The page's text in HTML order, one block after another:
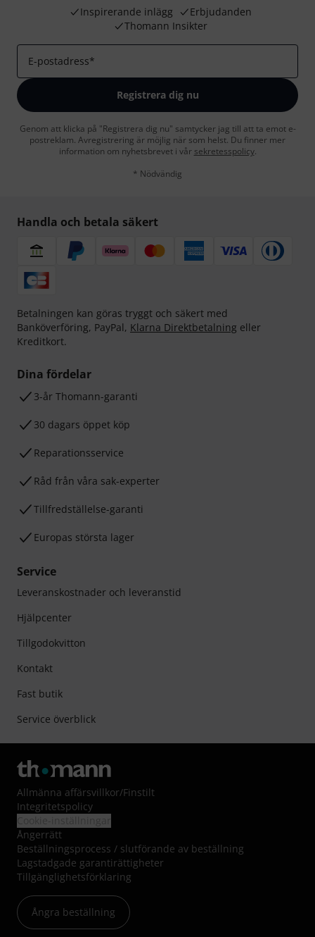
Inspirerande inlägg
Erbjudanden
Thomann Insikter
E-postadress*
Registrera dig nu
Genom att klicka på "Registrera dig nu" samtycker jag till att ta emot e-
postreklam. Avregistrering är möjlig när som helst. Du finner mer
information om nyhetsbrevet i vår sekretesspolicy.
* Nödvändig
Handla och betala säkert
Betalningen kan göras tryggt och säkert med
Banköverföring, PayPal, Klarna Direktbetalning eller
Kreditkort.
Dina fördelar
3-år Thomann-garanti
30 dagars öppet köp
Reparationsservice
Råd från våra sak-experter
Tillfredställelse-garanti
Europas största lager
Service
Leveranskostnader och leveranstid
Hjälpcenter
Tillgodokvitton
Kontakt
Fast butik
Service överblick
Allmänna affärsvillkor/Finstilt
Integritetspolicy
Ångerrätt
Beställningsprocess / slutförande av beställning
Lagstadgade garantirättigheter
Tillgänglighetsförklaring
Ångra beställning